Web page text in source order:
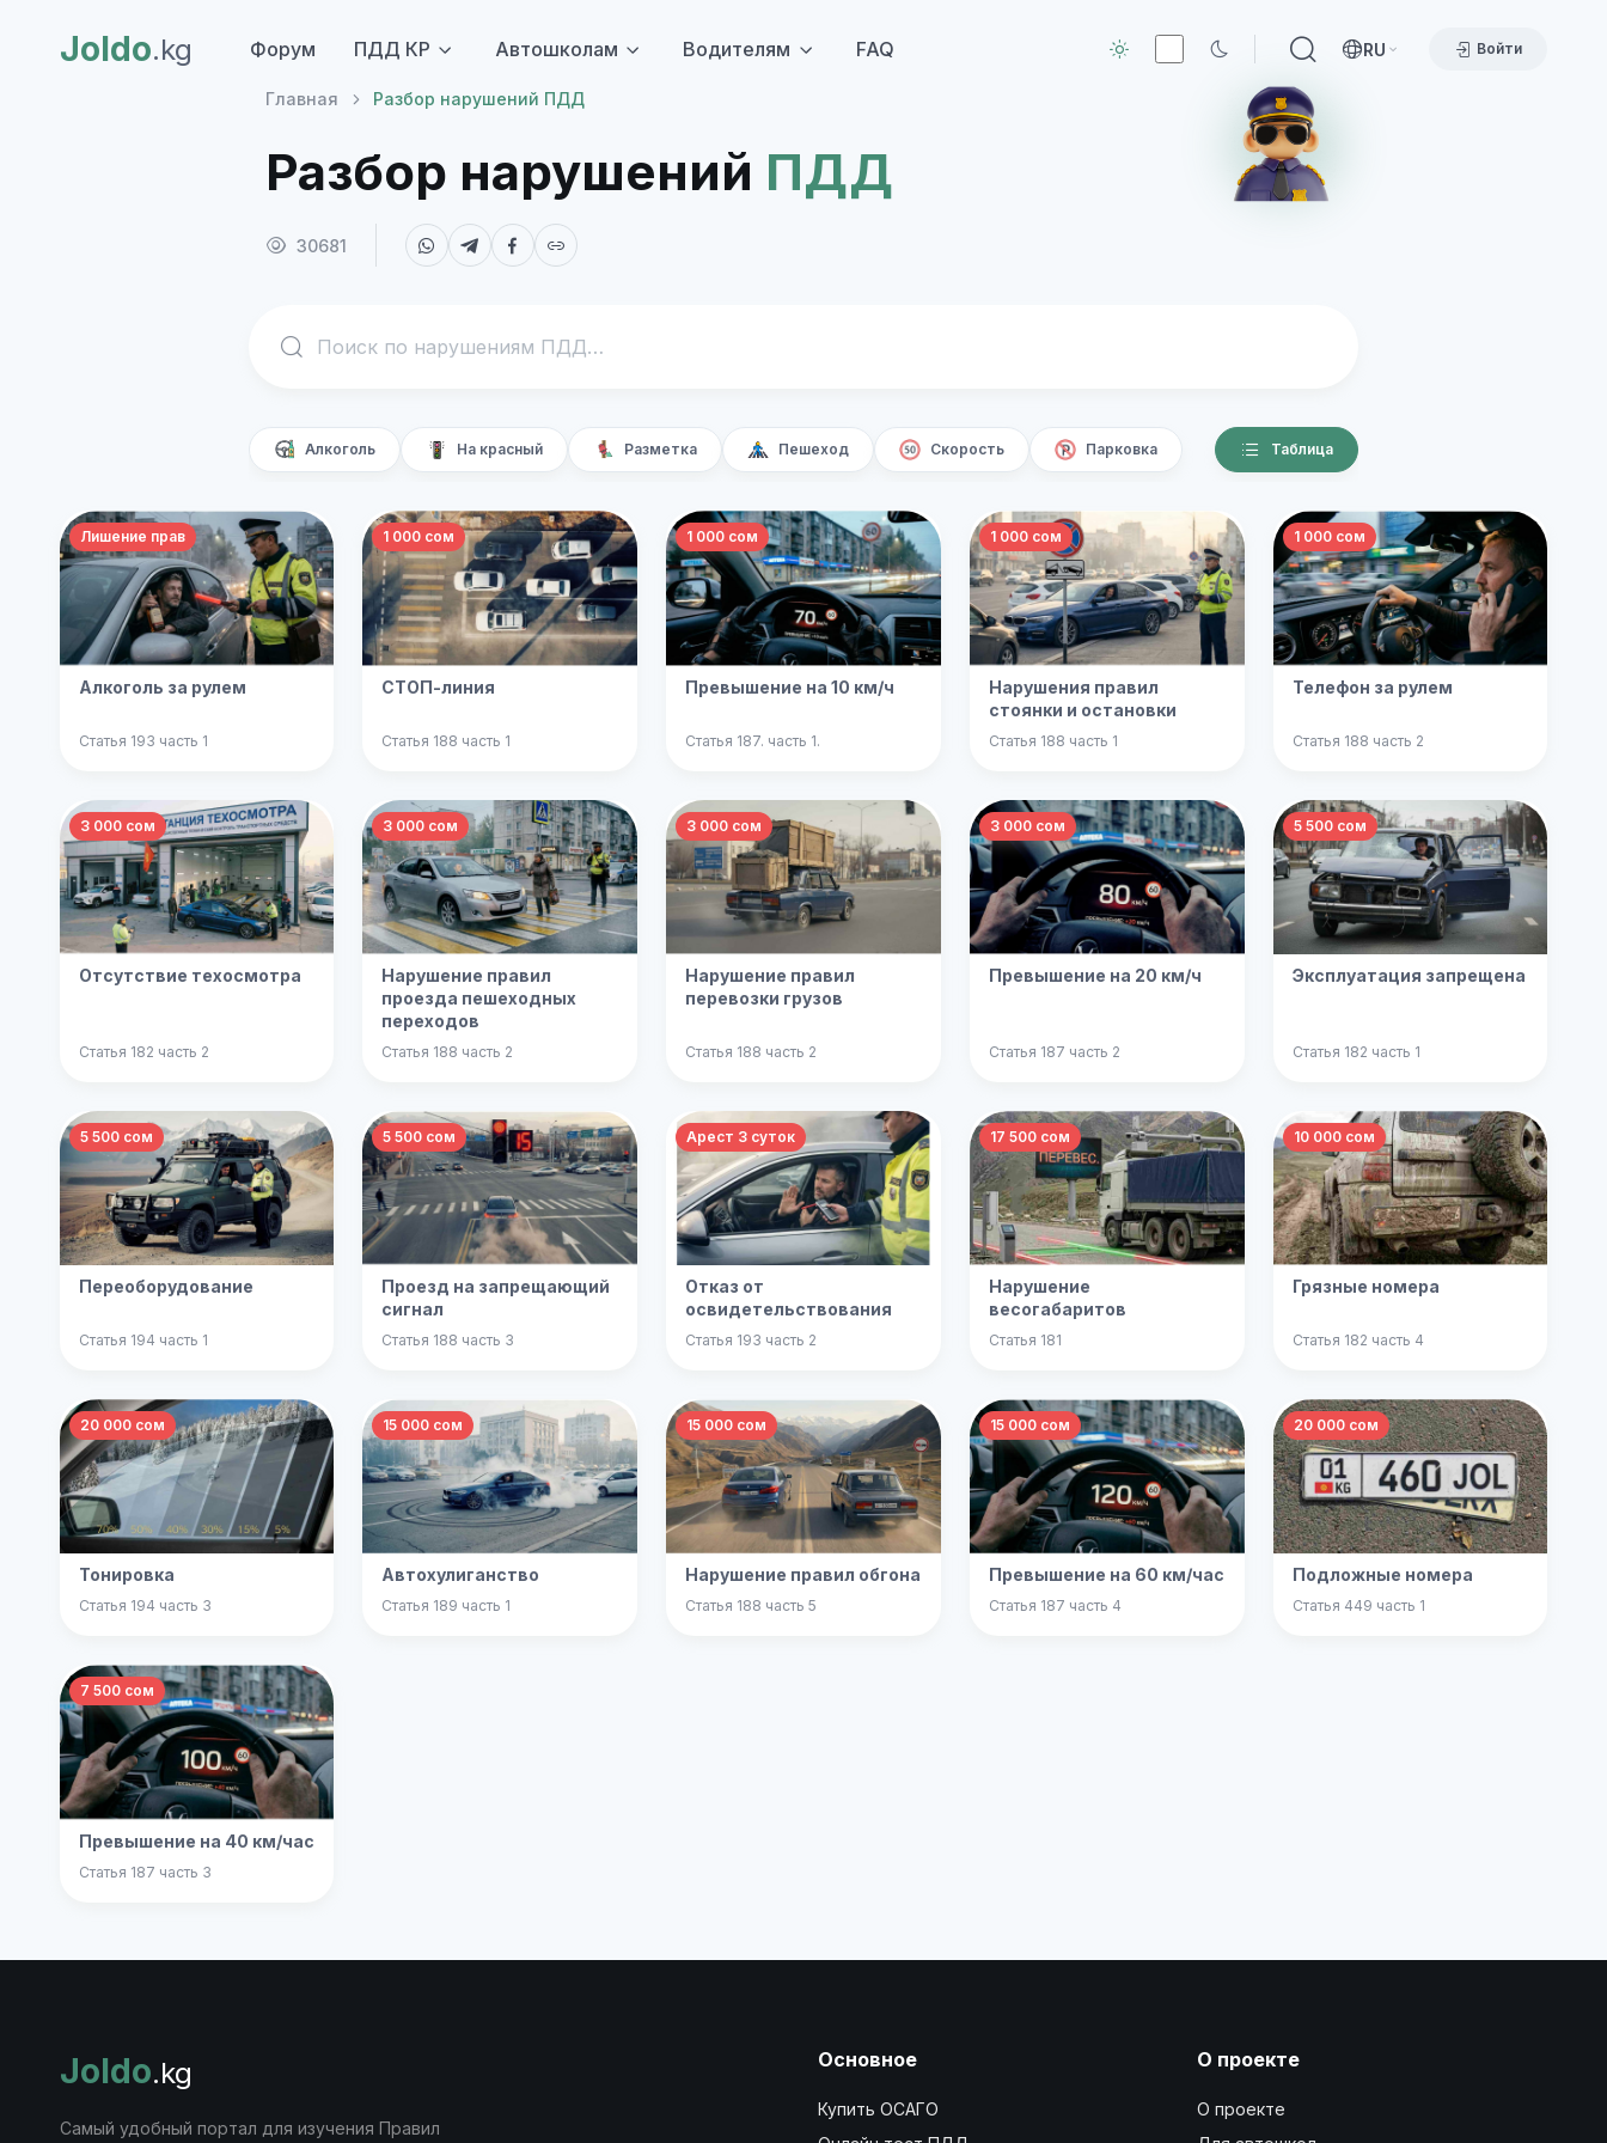
Joldo.kg RU Войти
Форум ПДД КР Автошколам Водителям FAQ
Главная Разбор нарушений ПДД
Разбор нарушений ПДД
30681
Алкоголь На красный Разметка Пешеход Скорость Парковка Таблица
Лишение прав
Алкоголь за рулем
Статья 193 часть 1
1 000 сом
СТОП-линия
Статья 188 часть 1
1 000 сом
Превышение на 10 км/ч
Статья 187. часть 1.
1 000 сом
Нарушения правил
стоянки и остановки
Статья 188 часть 1
1 000 сом
Телефон за рулем
Статья 188 часть 2
3 000 сом
Отсутствие техосмотра
Статья 182 часть 2
3 000 сом
Нарушение правил
проезда пешеходных
переходов
Статья 188 часть 2
3 000 сом
Нарушение правил
перевозки грузов
Статья 188 часть 2
3 000 сом
Превышение на 20 км/ч
Статья 187 часть 2
5 500 сом
Эксплуатация запрещена
Статья 182 часть 1
5 500 сом
Переоборудование
Статья 194 часть 1
5 500 сом
Проезд на запрещающий
сигнал
Статья 188 часть 3
Арест 3 суток
Отказ от
освидетельствования
Статья 193 часть 2
17 500 сом
Нарушение
весогабаритов
Статья 181
10 000 сом
Грязные номера
Статья 182 часть 4
20 000 сом
Тонировка
Статья 194 часть 3
15 000 сом
Автохулиганство
Статья 189 часть 1
15 000 сом
Нарушение правил обгона
Статья 188 часть 5
15 000 сом
Превышение на 60 км/час
Статья 187 часть 4
20 000 сом
Подложные номера
Статья 449 часть 1
7 500 сом
Превышение на 40 км/час
Статья 187 часть 3
Joldo.kg
Самый удобный портал для изучения Правил
Основное
Купить ОСАГО
О проекте
О проекте